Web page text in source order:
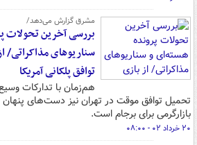
مشرق گزارش می‌دهد/
بررسی آخرین تحولات
سناریوهای مذاکراتی/
توافق پلکانی آمریکا
هم‌زمان با تدارکات
تحمیل توافق موقت در تهران نیز دست‌های
بازارگرمی‌ برای برجام است.
۲۰ خرداد ۰۲ - ۰۸:۰۰